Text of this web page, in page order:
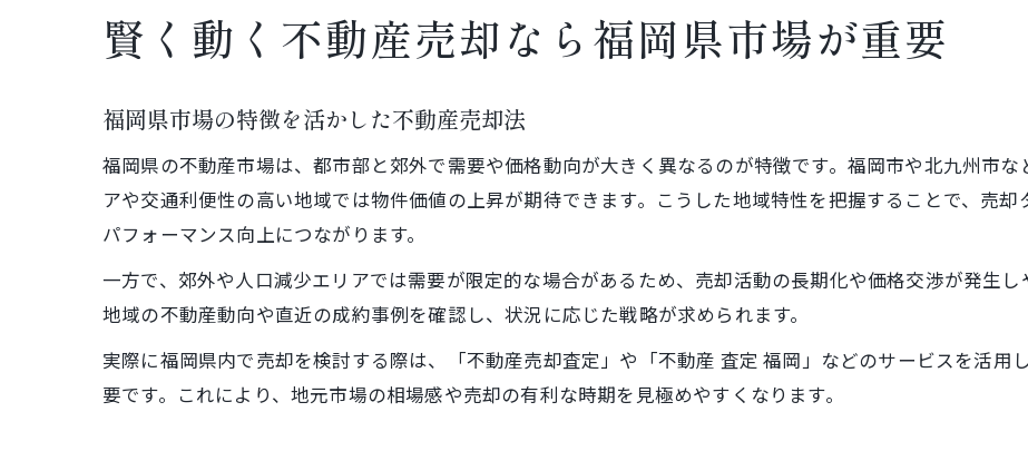
賢く動く不動産売却なら福岡県市場が重要
福岡県市場の特徴を活かした不動産売却法
福岡県の不動産市場は、都市部と郊外で需要や価格動向が大きく異なるのが特徴です。福岡市や北九州市
アや交通利便性の高い地域では物件価値の上昇が期待できます。こうした地域特性を把握することで、売却
パフォーマンス向上につながります。
一方で、郊外や人口減少エリアでは需要が限定的な場合があるため、売却活動の長期化や価格交渉が発生し
地域の不動産動向や直近の成約事例を確認し、状況に応じた戦略が求められます。
実際に福岡県内で売却を検討する際は、「不動産売却査定」や「不動産 査定 福岡」などのサービスを活用
要です。これにより、地元市場の相場感や売却の有利な時期を見極めやすくなります。